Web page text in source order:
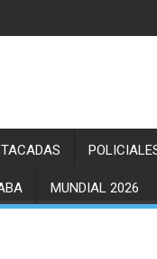
MUNDIAL 2026